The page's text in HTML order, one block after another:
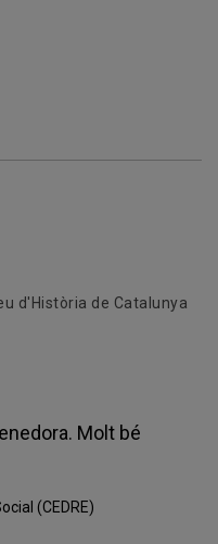
d'Història de Catalunya
Molt bé
(CEDRE)